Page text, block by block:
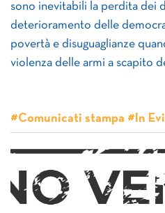
sono inevitabili la perdita dei
deterioramento delle
povertà e disuguaglianze
violenza delle armi a scapito
#Comunicati stampa #In